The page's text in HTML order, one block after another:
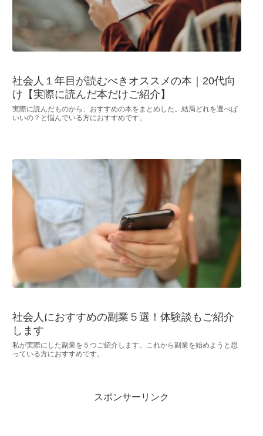
社会人１年目が読むべきオススメの本｜20代向
け【実際に読んだ本だけご紹介】
実際に読んだものから、おすすめの本をまとめした。結局どれを選べば
いいの？と悩んでいる方におすすめです。
社会人におすすめの副業５選！体験談もご紹介
します
私が実際にした副業を５つご紹介します。これから副業を始めようと思
っている方におすすめです。
スポンサーリンク